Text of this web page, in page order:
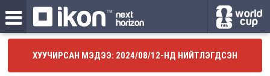
ХУУЧИРСАН МЭДЭЭ: 2024/08/12-НД НИЙТЛЭГДСЭН